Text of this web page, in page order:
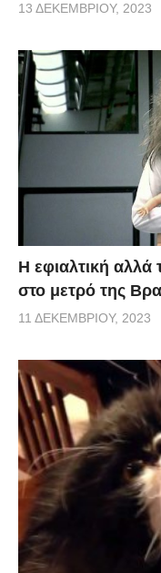
13 ΔΕΚΕΜΒΡΊΟΥ, 2023
H εφιαλτική
στο μετρό της
11 ΔΕΚΕΜΒΡΊΟΥ, 2023